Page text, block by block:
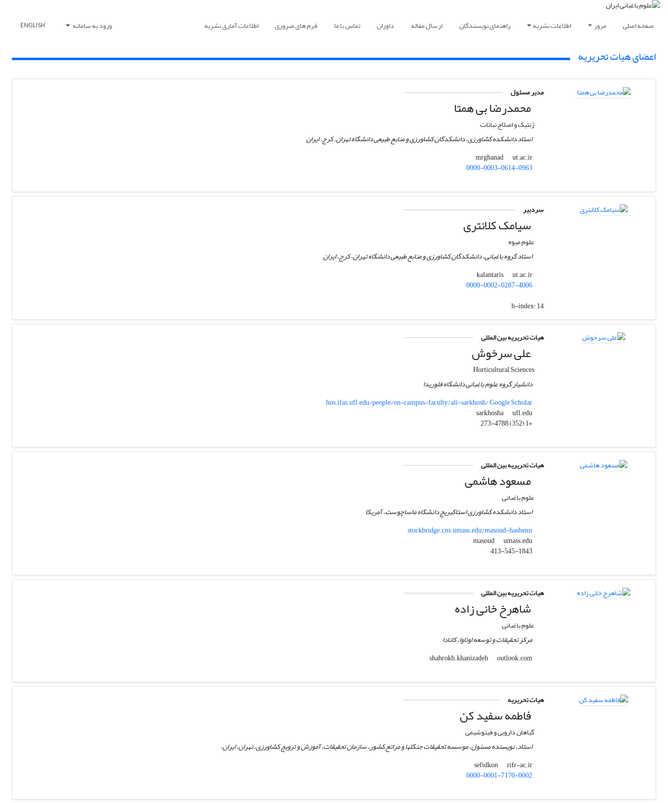
صفحه اصلی مرور اطلاعات نشریه راهنمای نویسندگان ارسال مقاله داوران تماس با ما فرم های ضروری اطلاعات آماری نشریه ورود به سامانه ENGLISH
اعضای هیات تحریریه
مدیر مسئول
محمدرضا بی همتا
ژنتیک و اصلاح نباتات
استاد دانشکده کشاورزی، دانشکدگان کشاورزی و منابع طبیعی دانشگاه تهران. کرج. ایران
mrghanad
ut.ac.ir
0000-0003-0614-0963
سردبیر
سیامک کلانتری
علوم میوه
استاد گروه باغبانی، دانشکدگان کشاورزی و منابع طبیعی دانشگاه تهران، کرج، ایران
kalantaris
ut.ac.ir
0000-0002-0287-4006
h-index:14
هیات تحریریه بین المللی
علی سرخوش
Horticultural Sciences
دانشیار گروه علوم باغبانی دانشگاه فلوریدا
hos.ifas.ufl.edu/people/on-campus-faculty/ali-sarkhosh/ Google Scholar
sarkhosha
ufl.edu
+1 (352) 273-4788
هیات تحریریه بین المللی
مسعود هاشمی
علوم باغبانی
استاد دانشکده کشاورزی استاکبریج دانشگاه ماساچوست، آمریکا
stockbridge.cns.umass.edu/masoud-hashemi
masoud
umass.edu
413-545-1843
هیات تحریریه بین المللی
شاهرخ خانی زاده
علوم باغبانی
مرکز تحقیقات و توسعه اوتاوا، کانادا
shahrokh.khanizadeh
outlook.com
هیات تحریریه
فاطمه سفید کن
گیاهان دارویی و فیتوشیمی
استاد، نویسنده مسئول، موسسه تحقیقات جنگلها و مراتع کشور، سازمان تحقیقات، آموزش و ترویج کشاورزی، تهران، ایران،
sefidkon
rifr-ac.ir
0000-0001-7170-0002